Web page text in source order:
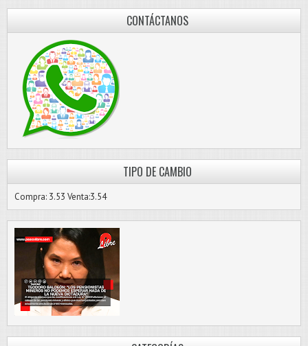
CONTÁCTANOS
TIPO DE CAMBIO
Compra: 3.53 Venta:3.54